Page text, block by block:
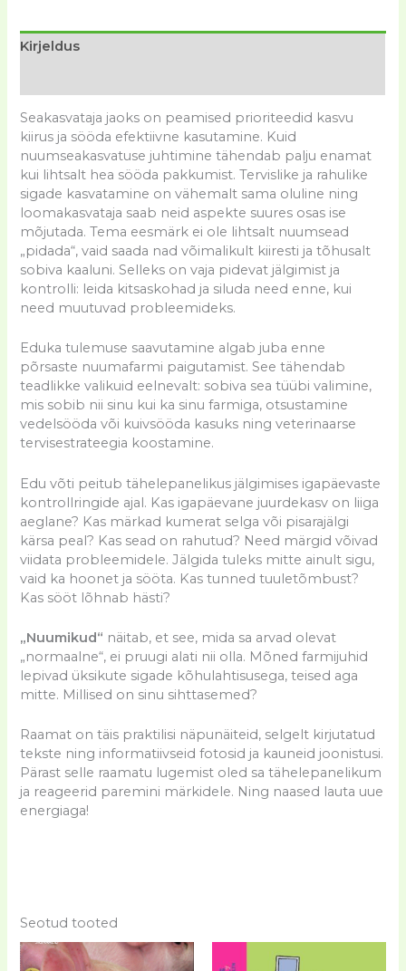
Kirjeldus
Seakasvataja jaoks on peamised prioriteedid kasvu
kiirus ja sööda efektiivne kasutamine. Kuid
nuumseakasvatuse juhtimine tähendab palju enamat
kui lihtsalt hea sööda pakkumist. Tervislike ja rahulike
sigade kasvatamine on vähemalt sama oluline ning
loomakasvataja saab neid aspekte suures osas ise
mõjutada. Tema eesmärk ei ole lihtsalt nuumsead
„pidada“, vaid saada nad võimalikult kiiresti ja tõhusalt
sobiva kaaluni. Selleks on vaja pidevat jälgimist ja
kontrolli: leida kitsaskohad ja siluda need enne, kui
need muutuvad probleemideks.
Eduka tulemuse saavutamine algab juba enne
põrsaste nuumafarmi paigutamist. See tähendab
teadlikke valikuid eelnevalt: sobiva sea tüübi valimine,
mis sobib nii sinu kui ka sinu farmiga, otsustamine
vedelsööda või kuivsööda kasuks ning veterinaarse
tervisestrateegia koostamine.
Edu võti peitub tähelepanelikus jälgimises igapäevaste
kontrollringide ajal. Kas igapäevane juurdekasv on liiga
aeglane? Kas märkad kumerat selga või pisarajälgi
kärsa peal? Kas sead on rahutud? Need märgid võivad
viidata probleemidele. Jälgida tuleks mitte ainult sigu,
vaid ka hoonet ja sööta. Kas tunned tuuletõmbust?
Kas sööt lõhnab hästi?
„Nuumikud“ näitab, et see, mida sa arvad olevat
„normaalne“, ei pruugi alati nii olla. Mõned farmijuhid
lepivad üksikute sigade kõhulahtisusega, teised aga
mitte. Millised on sinu sihttasemed?
Raamat on täis praktilisi näpunäiteid, selgelt kirjutatud
tekste ning informatiivseid fotosid ja kauneid joonistusi.
Pärast selle raamatu lugemist oled sa tähelepanelikum
ja reageerid paremini märkidele. Ning naased lauta uue
energiaga!
Seotud tooted